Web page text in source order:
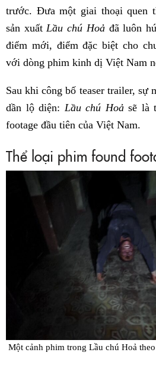
trước. Đưa một giai thoại quen
sản xuất Lầu chú Hoảđã luôn
điểm mới, điểm đặc biệt cho
với dòng phim kinh dị Việt Nam
Sau khi công bố teaser trailer, sự
dần lộ diện: Lầu chú Hoảsẽ là
footage đầu tiên của Việt Nam.
Thể loại phim found
Một cảnh phim trong Lầu chú Hoả